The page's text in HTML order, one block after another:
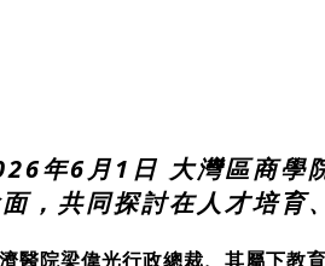
年6月1日 大灣區商學
，共同探討在人才培育
醫院梁偉光行政總裁、其屬下教